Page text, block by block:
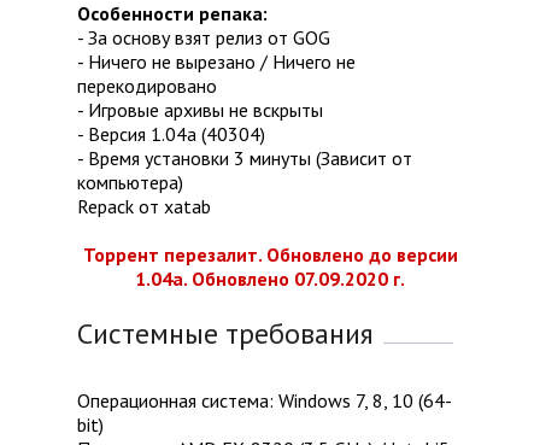
Особенности репака:
- За основу взят релиз от GOG
- Ничего не вырезано / Ничего не
перекодировано
- Игровые архивы не вскрыты
- Версия 1.04a (40304)
- Время установки 3 минуты (Зависит от
компьютера)
Repack от xatab
Торрент перезалит. Обновлено до версии
1.04a. Обновлено 07.09.2020 г.
Системные требования
Операционная система: Windows 7, 8, 10 (64-
bit)